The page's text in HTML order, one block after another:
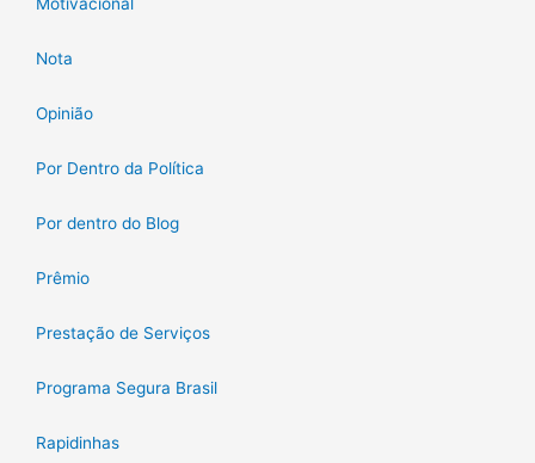
Motivacional
Nota
Opinião
Por Dentro da Política
Por dentro do Blog
Prêmio
Prestação de Serviços
Programa Segura Brasil
Rapidinhas